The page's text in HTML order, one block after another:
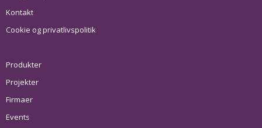
Kontakt
Cookie og privatlivspolitik
Produkter
Projekter
Firmaer
Events